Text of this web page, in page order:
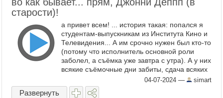
старости)!
а привет всем! ... история такая: попался я
студентам-выпускникам из Института Кино и
Телевидения... А им срочно нужен был кто-то
(потому что исполнитель основной роли
заболел, а съёмка уже завтра с утра). А у них
всякие съёмочные дни забиты, сдача всяких
зачётов-дипломов... Я объяснил, ...
04-07-2024 — simart
Развернуть